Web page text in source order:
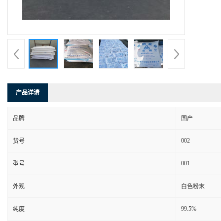
产品详请
品牌 国产
货号 002
型号 001
外观 白色粉末
纯度 99.5%